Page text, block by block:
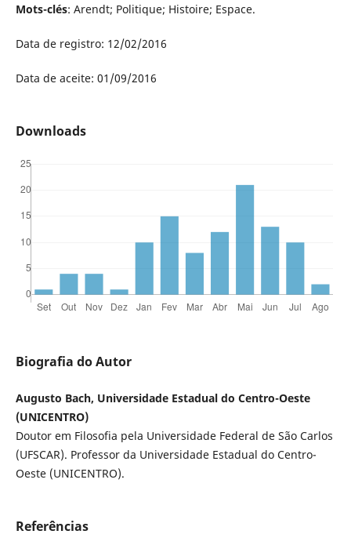
Mots-clés: Arendt; Politique; Histoire; Espace.
Data de registro: 12/02/2016
Data de aceite: 01/09/2016
Downloads
Biografia do Autor
Augusto Bach, Universidade Estadual do Centro-Oeste
(UNICENTRO)
Doutor em Filosofia pela Universidade Federal de São Carlos
(UFSCAR). Professor da Universidade Estadual do Centro-
Oeste (UNICENTRO).
Referências